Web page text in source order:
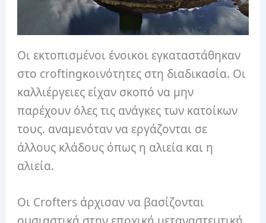
Οι εκτοπισμένοι ένοικοι εγκαταστάθηκαν
στο croftingκοινότητες στη διαδικασία. Οι
καλλιέργειες είχαν σκοπό να μην
παρέχουν όλες τις ανάγκες των κατοίκων
τους. αναμενόταν να εργάζονται σε
άλλους κλάδους όπως η αλιεία και η
αλιεία.
Οι Crofters άρχισαν να βασίζονται